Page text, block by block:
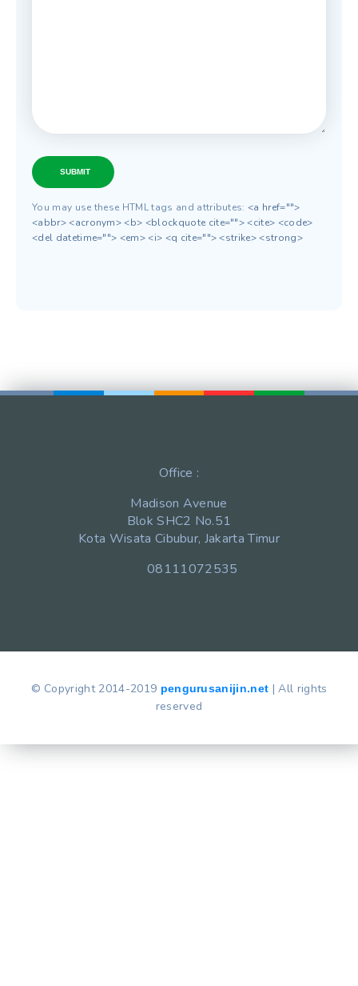
SUBMIT
You may use these HTML tags and attributes:<a href="">
<abbr> <acronym> <b> <blockquote cite=""> <cite> <code>
<del datetime=""> <em> <i> <q cite=""> <strike> <strong>
Office :
Madison Avenue
Blok SHC2 No.51
Kota Wisata Cibubur, Jakarta Timur
08111072535
© Copyright 2014-2019 pengurusanijin.net | All rights
reserved